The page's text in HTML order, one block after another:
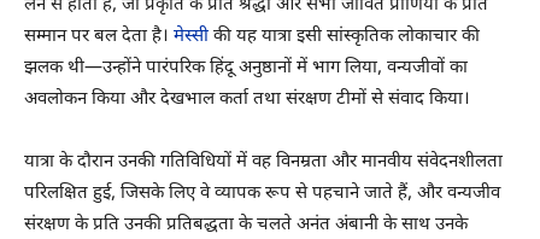
लेने से होती है, जो प्रकृति के प्रति श्रद्धा और सभी जीवित प्राणियों के प्रति
सम्मान पर बल देता है। मेस्सीकी यह यात्रा इसी सांस्कृतिक लोकाचार की
झलक थी—उन्होंने पारंपरिक हिंदू अनुष्ठानों में भाग लिया, वन्यजीवों का
अवलोकन किया और देखभाल कर्ता तथा संरक्षण टीमों से संवाद किया।
यात्रा के दौरान उनकी गतिविधियों में वह विनम्रता और मानवीय संवेदनशीलता
परिलक्षित हुई, जिसके लिए वे व्यापक रूप से पहचाने जाते हैं, और वन्यजीव
संरक्षण के प्रति उनकी प्रतिबद्धता के चलते अनंत अंबानी के साथ उनके